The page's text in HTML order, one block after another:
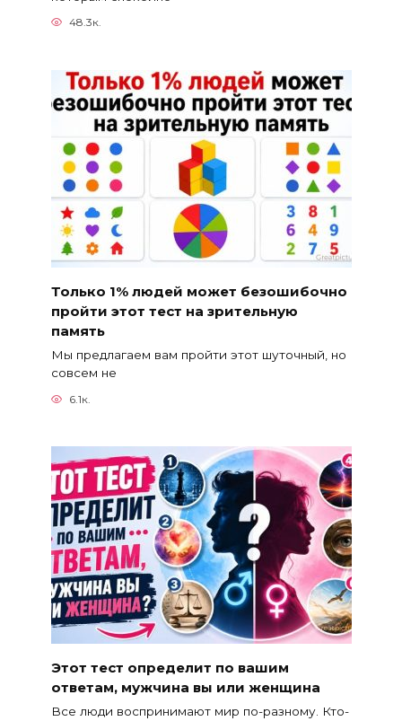
48.3к.
Только 1% людей может безошибочно
пройти этот тест на зрительную
память
Мы предлагаем вам пройти этот шуточный, но
совсем не
6.1к.
Этот тест определит по вашим
ответам, мужчина вы или женщина
Все люди воспринимают мир по-разному. Кто-